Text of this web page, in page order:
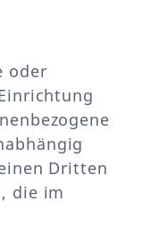
oder
Dritten
die im